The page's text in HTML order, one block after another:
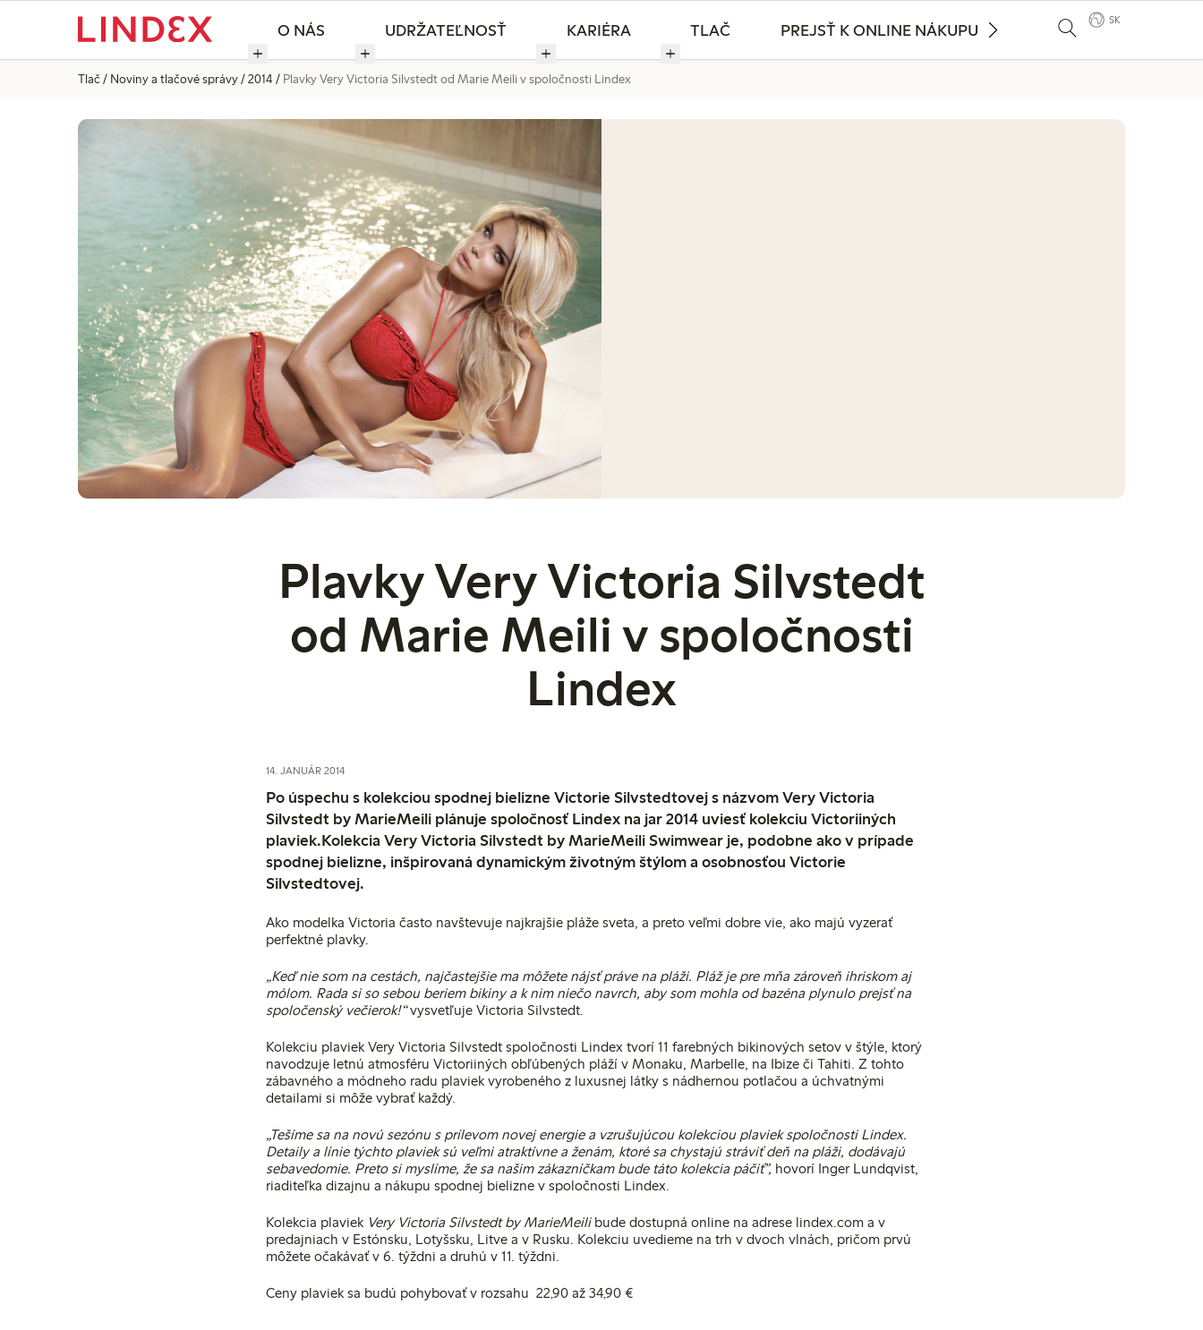
O NÁS UDRŽATEĽNOSŤ KARIÉRA TLAČ PREJSŤ K ONLINE NÁKUPU
SK
Tlač Noviny a tlačové správy 2014 Plavky Very Victoria Silvstedt od Marie Meili v spoločnosti Lindex
Plavky Very Victoria Silvstedt
od Marie Meili v spoločnosti
Lindex
14. JANUÁR 2014
Po úspechu s kolekciou spodnej bielizne Victorie Silvstedtovej s názvom Very Victoria
Silvstedt by MarieMeili plánuje spoločnosť Lindex na jar 2014 uviesť kolekciu Victoriiných
plaviek.Kolekcia Very Victoria Silvstedt by MarieMeili Swimwear je, podobne ako v prípade
spodnej bielizne, inšpirovaná dynamickým životným štýlom a osobnosťou Victorie
Silvstedtovej.
Ako modelka Victoria často navštevuje najkrajšie pláže sveta, a preto veľmi dobre vie, ako majú vyzerať
perfektné plavky.
„Keď nie som na cestách, najčastejšie ma môžete nájsť práve na pláži. Pláž je pre mňa zároveň ihriskom aj
mólom. Rada si so sebou beriem bikiny a k nim niečo navrch, aby som mohla od bazéna plynulo prejsť na
spoločenský večierok!“vysvetľuje Victoria Silvstedt.
Kolekciu plaviek Very Victoria Silvstedt spoločnosti Lindex tvorí 11 farebných bikinových setov v štýle, ktorý
navodzuje letnú atmosféru Victoriiných obľúbených pláží v Monaku, Marbelle, na Ibize či Tahiti. Z tohto
zábavného a módneho radu plaviek vyrobeného z luxusnej látky s nádhernou potlačou a úchvatnými
detailami si môže vybrať každý.
„Tešíme sa na novú sezónu s prílevom novej energie a vzrušujúcou kolekciou plaviek spoločnosti Lindex.
Detaily a línie týchto plaviek sú veľmi atraktívne a ženám, ktoré sa chystajú stráviť deň na pláži, dodávajú
sebavedomie. Preto si myslíme, že sa našim zákazníčkam bude táto kolekcia páčiť”, hovorí Inger Lundqvist,
riaditeľka dizajnu a nákupu spodnej bielizne v spoločnosti Lindex.
Kolekcia plaviek Very Victoria Silvstedt by MarieMeili bude dostupná online na adrese lindex.com a v
predajniach v Estónsku, Lotyšsku, Litve a v Rusku. Kolekciu uvedieme na trh v dvoch vlnách, pričom prvú
môžete očakávať v 6. týždni a druhú v 11. týždni.
Ceny plaviek sa budú pohybovať v rozsahu 22,90 až 34,90 €